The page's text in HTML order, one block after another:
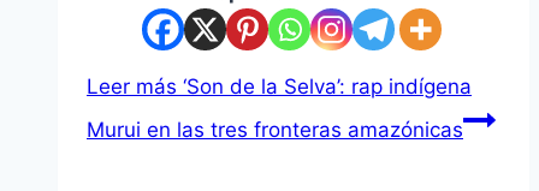
Leer más ‘Son de la Selva’: rap indígena
Murui en las tres fronteras amazónicas